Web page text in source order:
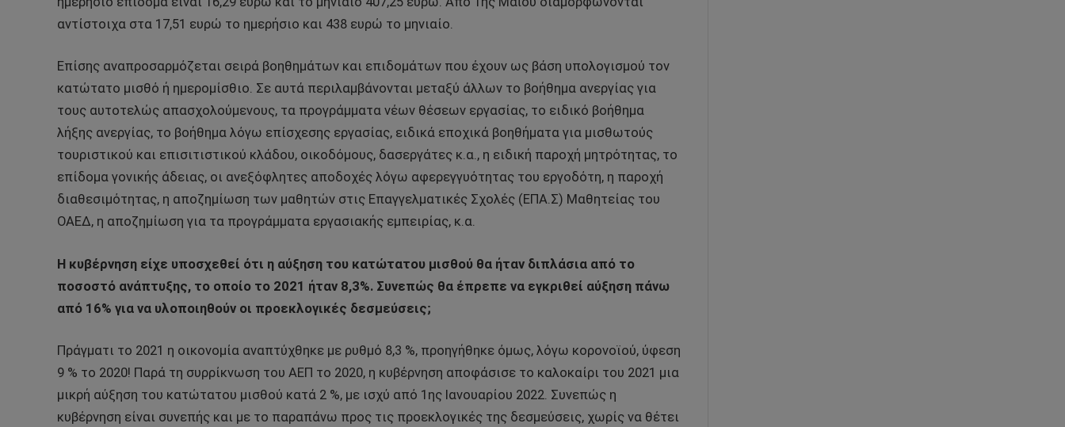
αντίστοιχα στα 17,51 ευρώ το ημερήσιο και 438 ευρώ το μηνιαίο.
Επίσης αναπροσαρμόζεται σειρά βοηθημάτων και επιδομάτων που έχουν ως βάση υπολογισμού τον
κατώτατο μισθό ή ημερομίσθιο. Σε αυτά περιλαμβάνονται μεταξύ άλλων το βοήθημα ανεργίας για
τους αυτοτελώς απασχολούμενους, τα προγράμματα νέων θέσεων εργασίας, το ειδικό βοήθημα
λήξης ανεργίας, το βοήθημα λόγω επίσχεσης εργασίας, ειδικά εποχικά βοηθήματα για μισθωτούς
τουριστικού και επισιτιστικού κλάδου, οικοδόμους, δασεργάτες κ.α., η ειδική παροχή μητρότητας, το
επίδομα γονικής άδειας, οι ανεξόφλητες αποδοχές λόγω αφερεγγυότητας του εργοδότη, η παροχή
διαθεσιμότητας, η αποζημίωση των μαθητών στις Επαγγελματικές Σχολές (ΕΠΑ.Σ) Μαθητείας του
ΟΑΕΔ, η αποζημίωση για τα προγράμματα εργασιακής εμπειρίας, κ.α.
Η κυβέρνηση είχε υποσχεθεί ότι η αύξηση του κατώτατου μισθού θα ήταν διπλάσια από το
ποσοστό ανάπτυξης, το οποίο το 2021 ήταν 8,3%. Συνεπώς θα έπρεπε να εγκριθεί αύξηση πάνω
από 16% για να υλοποιηθούν οι προεκλογικές δεσμεύσεις;
Πράγματι το 2021 η οικονομία αναπτύχθηκε με ρυθμό 8,3 %, προηγήθηκε όμως, λόγω κορονοϊού, ύφεση
9 % το 2020! Παρά τη συρρίκνωση του ΑΕΠ το 2020, η κυβέρνηση αποφάσισε το καλοκαίρι του 2021 μια
μικρή αύξηση του κατώτατου μισθού κατά 2 %, με ισχύ από 1ης Ιανουαρίου 2022. Συνεπώς η
κυβέρνηση είναι συνεπής και με το παραπάνω προς τις προεκλογικές της δεσμεύσεις, χωρίς να θέτει